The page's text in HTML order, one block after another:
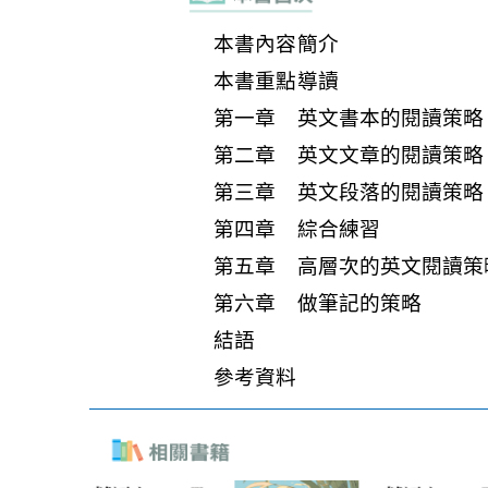
本書內容簡介
本書重點導讀
第一章 英文書本的閱讀策略
第二章 英文文章的閱讀策略
第三章 英文段落的閱讀策略
第四章 綜合練習
第五章 高層次的英文閱讀策
第六章 做筆記的策略
結語
參考資料